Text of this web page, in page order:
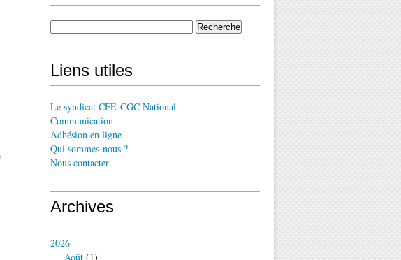
Liens utiles
Le syndicat CFE-CGC National
Communication
Adhésion en ligne
Qui sommes-nous ?
Nous contacter
Archives
2026
Août (1)